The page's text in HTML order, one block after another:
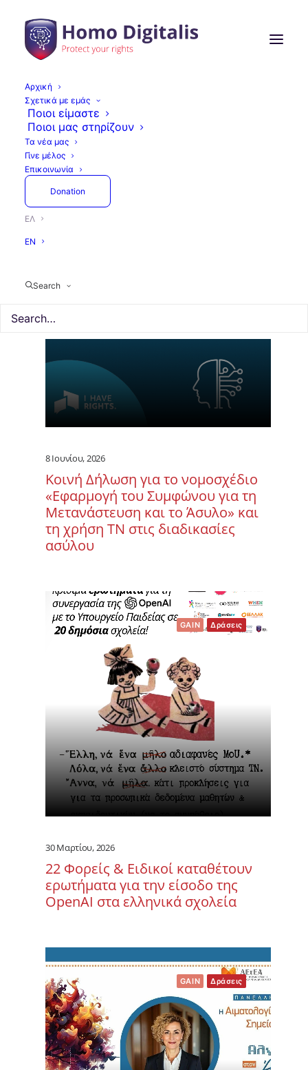
Αρχική
Σχετικά με εμάς
Ποιοι είμαστε
Ποιοι μας στηρίζουν
Τα νέα μας
Γίνε μέλος
Επικοινωνία
Donation
ΕΛ
EN
Search
Όλα Τελευταίες Εξελίξεις
8 Ιουνίου, 2026
Κοινή Δήλωση για το νομοσχέδιο
«Εφαρμογή του Συμφώνου για τη
Μετανάστευση και το Άσυλο» και
τη χρήση ΤΝ στις διαδικασίες
ασύλου
GAIN Δράσεις
30 Μαρτίου, 2026
22 Φορείς & Ειδικοί καταθέτουν
ερωτήματα για την είσοδο της
OpenAI στα ελληνικά σχολεία
GAIN Δράσεις